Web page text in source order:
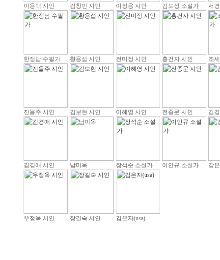
이용택 시인 김창민 시인 이정용 시인 김도성 소설가 서
한정남 수필가 황용섭 시인 전미정 시인 홍건자 시인 조
진을주 시인 김보현 시인 이혜영 시인 전종문 시인 김
김경애 시인 남미옥 장석순 소설가 이인규 소설가 강
우정옥 시인 장길숙 시인 김은자(usa)